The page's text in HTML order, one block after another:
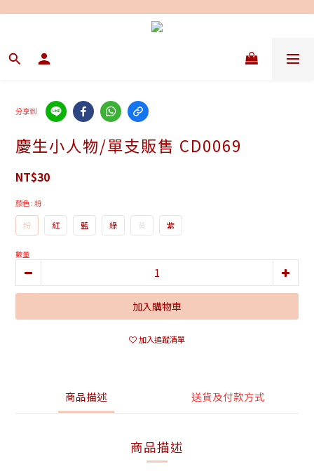
分享到
慶生小人物/單支販售 CD0069
NT$30
顏色 : 粉
粉 紅 藍 綠 黃 紫
數量
加入購物車
加入追蹤清單
商品描述 送貨及付款方式
商品描述